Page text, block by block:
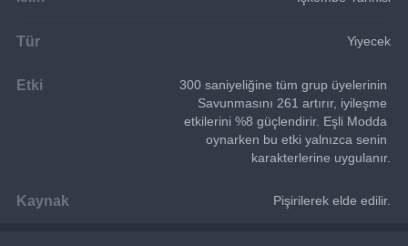
Tür Yiyecek
Etki
300 saniyeliğine tüm grup üyelerinin
Savunmasını 261 artırır, iyileşme
etkilerini %8 güçlendirir. Eşli Modda
oynarken bu etki yalnızca senin
karakterlerine uygulanır.
Kaynak Pişirilerek elde edilir.